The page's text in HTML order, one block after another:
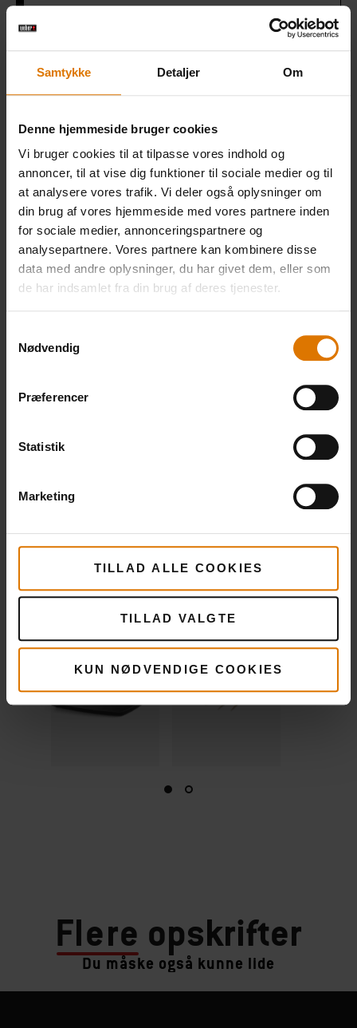
Samtykke Detaljer Om
Denne hjemmeside bruger cookies
Vi bruger cookies til at tilpasse vores indhold og
annoncer, til at vise dig funktioner til sociale medier og til
at analysere vores trafik. Vi deler også oplysninger om
din brug af vores hjemmeside med vores partnere inden
for sociale medier, annonceringspartnere og
analysepartnere. Vores partnere kan kombinere disse
data med andre oplysninger, du har givet dem, eller som
de har indsamlet fra din brug af deres tjenester.
Nødvendig
Præferencer
Statistik
Marketing
TILLAD ALLE COOKIES
TILLAD VALGTE
KUN NØDVENDIGE COOKIES
Stegeplade
PRINT THIS LIST
Anbefalet tilbehør
Stegeplade
Flere opskrifter
Du måske også kunne lide